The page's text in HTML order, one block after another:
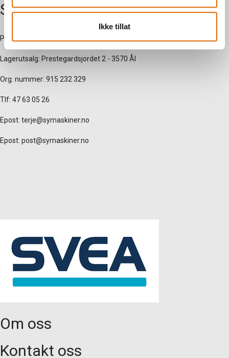
Ikke tillat
Symaskiner AS
Postadresse: Nersetvegen 28 - Myregarden - 3570 Ål
Lagerutsalg: Prestegardsjordet 2 - 3570 Ål
Org. nummer: 915 232 329
Tlf: 47 63 05 26
Epost: terje@symaskiner.no
Epost: post@symaskiner.no
Om oss
Kontakt oss